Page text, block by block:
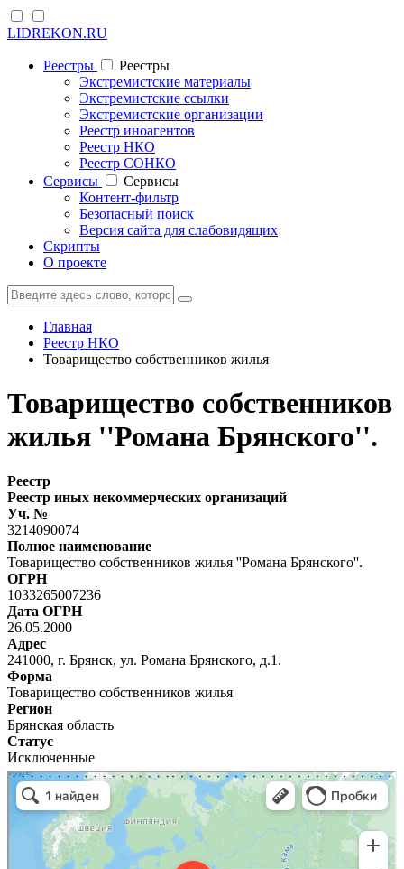
LIDREKON.RU
Реестры
Реестры
Экстремистские материалы
Экстремистские ссылки
Экстремистские организации
Реестр иноагентов
Реестр НКО
Реестр СОНКО
Cервисы
Cервисы
Контент-фильтр
Безопасный поиск
Версия сайта для слабовидящих
Скрипты
О проекте
Главная
Реестр НКО
Товарищество собственников жилья
Товарищество собственников
жилья ''Романа Брянского''.
Реестр
Реестр иных некоммерческих организаций
Уч. №
3214090074
Полное наименование
Товарищество собственников жилья ''Романа Брянского''.
ОГРН
1033265007236
Дата ОГРН
26.05.2000
Адрес
241000, г. Брянск, ул. Романа Брянского, д.1.
Форма
Товарищество собственников жилья
Регион
Брянская область
Статус
Исключенные